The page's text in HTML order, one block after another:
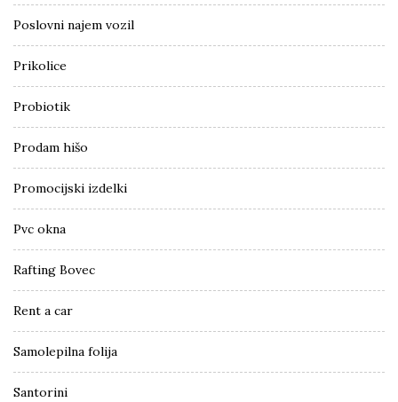
Poslovni najem vozil
Prikolice
Probiotik
Prodam hišo
Promocijski izdelki
Pvc okna
Rafting Bovec
Rent a car
Samolepilna folija
Santorini